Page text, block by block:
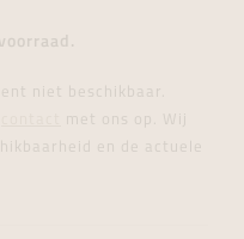
niet beschikbaar.
met ons op. Wij
en de actuele